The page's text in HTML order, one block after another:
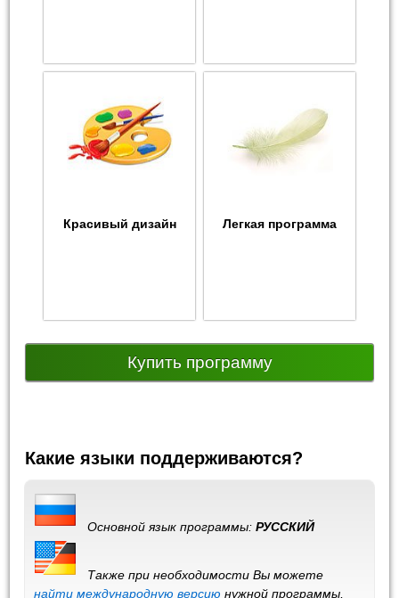
Красивый дизайн Легкая программа
Купить программу
Какие языки поддерживаются?
Основной язык программы:РУССКИЙ
Также при необходимости Вы можете
найти международную версию нужной программы,